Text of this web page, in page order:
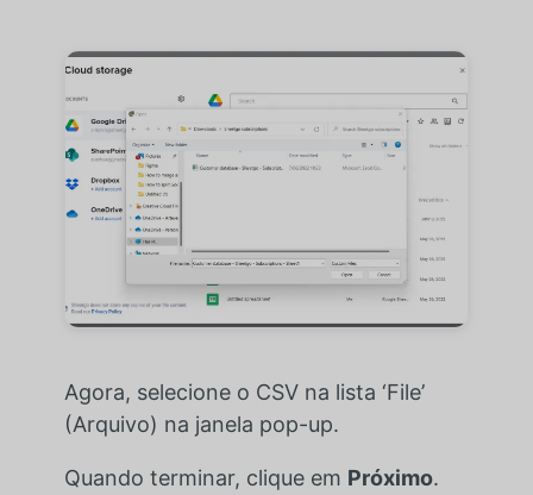
Agora, selecione o CSV na lista ‘File’
(Arquivo) na janela pop-up.
Quando terminar, clique em Próximo.